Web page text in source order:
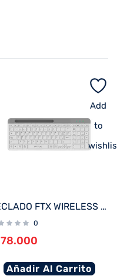
Add
to
TECLADO FTX WIRELESS DUAL-MODE FTXB105 ESP/BLANCO
0
78.000
Añadir Al Carrito